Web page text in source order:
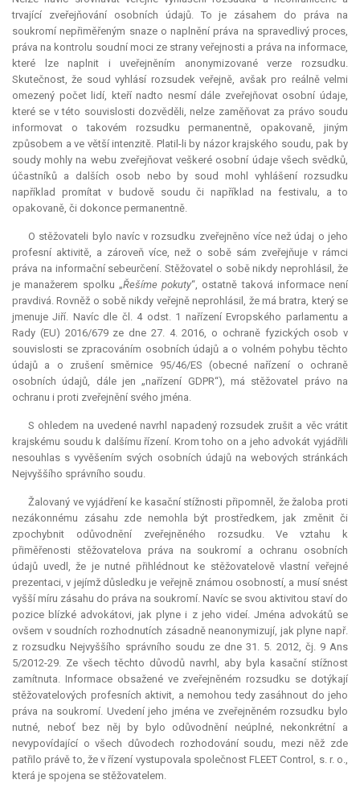
trvající zveřejňování osobních údajů. To je zásahem do práva na
soukromí nepřiměřeným snaze o naplnění práva na spravedlivý proces,
práva na kontrolu soudní moci ze strany veřejnosti a práva na informace,
které lze naplnit i uveřejněním anonymizované verze rozsudku.
Skutečnost, že soud vyhlásí rozsudek veřejně, avšak pro reálně velmi
omezený počet lidí, kteří nadto nesmí dále zveřejňovat osobní údaje,
které se v této souvislosti dozvěděli, nelze zaměňovat za právo soudu
informovat o takovém rozsudku permanentně, opakovaně, jiným
způsobem a ve větší intenzitě. Platil-li by názor krajského soudu, pak by
soudy mohly na webu zveřejňovat veškeré osobní údaje všech svědků,
účastníků a dalších osob nebo by soud mohl vyhlášení rozsudku
například promítat v budově soudu či například na festivalu, a to
opakovaně, či dokonce permanentně.
O stěžovateli bylo navíc v rozsudku zveřejněno více než údaj o jeho
profesní aktivitě, a zároveň více, než o sobě sám zveřejňuje v rámci
práva na informační sebeurčení. Stěžovatel o sobě nikdy neprohlásil, že
je manažerem spolku „Řešíme pokuty“, ostatně taková informace není
pravdivá. Rovněž o sobě nikdy veřejně neprohlásil, že má bratra, který se
jmenuje Jiří. Navíc dle čl. 4 odst. 1 nařízení Evropského parlamentu a
Rady (EU) 2016/679 ze dne 27. 4. 2016, o ochraně fyzických osob v
souvislosti se zpracováním osobních údajů a o volném pohybu těchto
údajů a o zrušení směrnice 95/46/ES (obecné nařízení o ochraně
osobních údajů, dále jen „nařízení GDPR“), má stěžovatel právo na
ochranu i proti zveřejnění svého jména.
S ohledem na uvedené navrhl napadený rozsudek zrušit a věc vrátit
krajskému soudu k dalšímu řízení. Krom toho on a jeho advokát vyjádřili
nesouhlas s vyvěšením svých osobních údajů na webových stránkách
Nejvyššího správního soudu.
Žalovaný ve vyjádření ke kasační stížnosti připomněl, že žaloba proti
nezákonnému zásahu zde nemohla být prostředkem, jak změnit či
zpochybnit odůvodnění zveřejněného rozsudku. Ve vztahu k
přiměřenosti stěžovatelova práva na soukromí a ochranu osobních
údajů uvedl, že je nutné přihlédnout ke stěžovatelově vlastní veřejné
prezentaci, v jejímž důsledku je veřejně známou osobností, a musí snést
vyšší míru zásahu do práva na soukromí. Navíc se svou aktivitou staví do
pozice blízké advokátovi, jak plyne i z jeho videí. Jména advokátů se
ovšem v soudních rozhodnutích zásadně neanonymizují, jak plyne např.
z rozsudku Nejvyššího správního soudu ze dne 31. 5. 2012, čj. 9 Ans
5/2012-29. Ze všech těchto důvodů navrhl, aby byla kasační stížnost
zamítnuta. Informace obsažené ve zveřejněném rozsudku se dotýkají
stěžovatelových profesních aktivit, a nemohou tedy zasáhnout do jeho
práva na soukromí. Uvedení jeho jména ve zveřejněném rozsudku bylo
nutné, neboť bez něj by bylo odůvodnění neúplné, nekonkrétní a
nevypovídající o všech důvodech rozhodování soudu, mezi něž zde
patřilo právě to, že v řízení vystupovala společnost FLEET Control, s. r. o.,
která je spojena se stěžovatelem.